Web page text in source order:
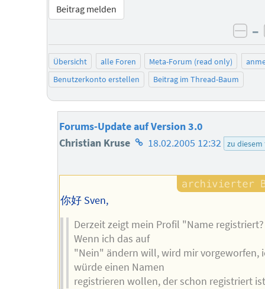
Beitrag melden
–
Übersicht alle Foren Meta-Forum (read only)
Benutzerkonto erstellen
Beitrag im Thread-Baum
Forums-Update auf Version 3.0
Christian Kruse Homepage
Autors
18.02.2005 12:32 zu
你好 Sven,
Derzeit zeigt mein Profil "Name
Wenn ich das auf
"Nein" ändern will, wird mir vorgeworfen,
würde einen Namen
registrieren wollen, der schon registriert